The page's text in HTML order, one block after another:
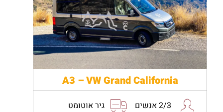
A3 – VW Grand California
2/3 אנשים גיר אוטומט